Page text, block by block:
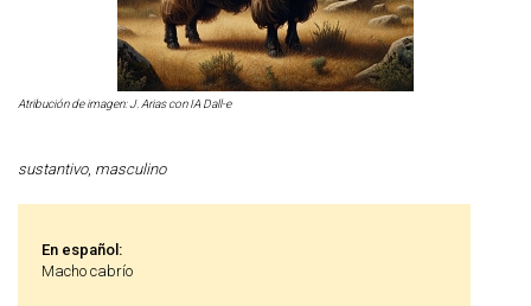
Atribución de imagen: J. Arias con IA Dall-e
sustantivo, masculino
En español:
Macho cabrío